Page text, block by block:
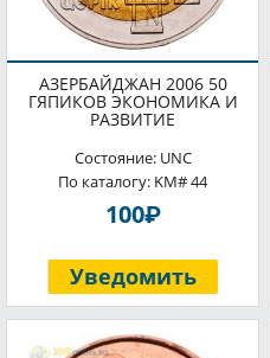
АЗЕРБАЙДЖАН 2006 50
ГЯПИКОВ ЭКОНОМИКА И
РАЗВИТИЕ
Состояние: UNC
По каталогу: KM# 44
100P
Уведомить